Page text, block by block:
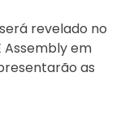
revelado no
Assembly em
as